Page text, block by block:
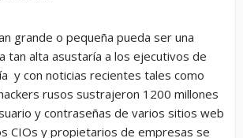
grande o pequeña pueda ser una
tan alta asustaría a los ejecutivos de
y con noticias recientes tales como
rusos sustrajeron 1200 millones
y contraseñas de varios sitios web
CIOs y propietarios de empresas se